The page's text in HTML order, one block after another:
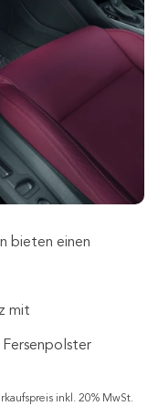
bieten einen
mit
inkl. 20% MwSt.